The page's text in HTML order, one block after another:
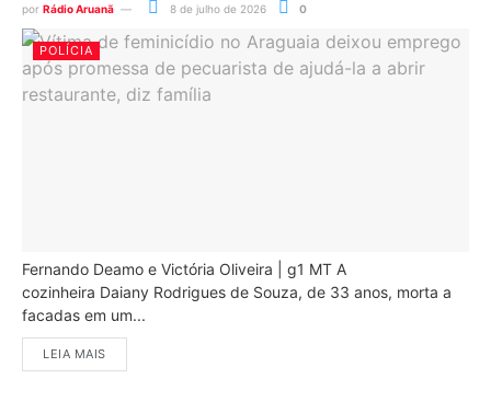
por Rádio Aruanã 8 de julho de 2026 0
POLÍCIA
Fernando Deamo e Victória Oliveira | g1 MT A
cozinheira Daiany Rodrigues de Souza, de 33 anos, morta a
facadas em um...
LEIA MAIS